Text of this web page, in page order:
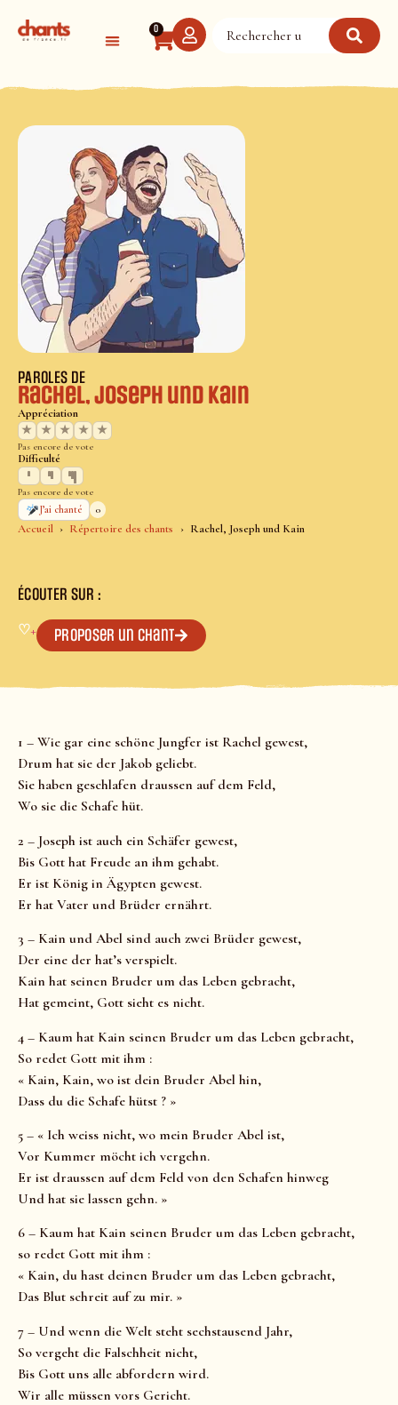
0
Accueil Répertoire des chants Rachel, Joseph und Kain
PAROLES DE
Rachel, Joseph und Kain
Appréciation
★
★ ★ ★ ★
Pas encore de vote
Difficulté
Pas encore de vote
J’ai chanté
0
ÉCOUTER SUR :
♡+ Proposer un chant
1 – Wie gar eine schöne Jungfer ist Rachel gewest,
Drum hat sie der Jakob geliebt.
Sie haben geschlafen draussen auf dem Feld,
Wo sie die Schafe hüt.
2 – Joseph ist auch ein Schäfer gewest,
Bis Gott hat Freude an ihm gehabt.
Er ist König in Ägypten gewest.
Er hat Vater und Brüder ernährt.
3 – Kain und Abel sind auch zwei Brüder gewest,
Der eine der hat’s verspielt.
Kain hat seinen Bruder um das Leben gebracht,
Hat gemeint, Gott sieht es nicht.
4 – Kaum hat Kain seinen Bruder um das Leben gebracht,
So redet Gott mit ihm :
« Kain, Kain, wo ist dein Bruder Abel hin,
Dass du die Schafe hütst ? »
5 – « Ich weiss nicht, wo mein Bruder Abel ist,
Vor Kummer möcht ich vergehn.
Er ist draussen auf dem Feld von den Schafen hinweg
Und hat sie lassen gehn. »
6 – Kaum hat Kain seinen Bruder um das Leben gebracht,
so redet Gott mit ihm :
« Kain, du hast deinen Bruder um das Leben gebracht,
Das Blut schreit auf zu mir. »
7 – Und wenn die Welt steht sechstausend Jahr,
So vergeht die Falschheit nicht,
Bis Gott uns alle abfordern wird.
Wir alle müssen vors Gericht.